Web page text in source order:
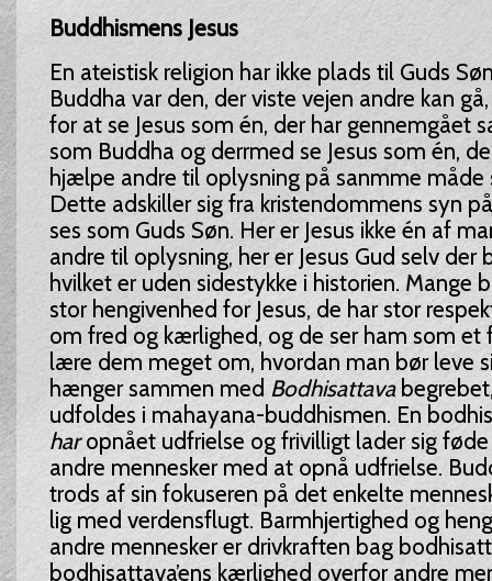
Buddhismens Jesus
En ateistisk religion har ikke plads til Guds
Buddha var den, der viste vejen andre kan
for at se Jesus som én, der har gennemgået
som Buddha og derrmed se Jesus som én,
hjælpe andre til oplysning på sanmme måde
Dette adskiller sig fra kristendommens syn på
ses som Guds Søn. Her er Jesus ikke én af
andre til oplysning, her er Jesus Gud selv der
hvilket er uden sidestykke i historien. Mange
stor hengivenhed for Jesus, de har stor
om fred og kærlighed, og de ser ham som et
lære dem meget om, hvordan man bør leve
hænger sammen med Bodhisattava
udfoldes i mahayana-buddhismen. En
haropnået udfrielse og frivilligt lader sig
andre mennesker med at opnå udfrielse.
trods af sin fokuseren på det enkelte
lig med verdensflugt. Barmhjertighed og
andre mennesker er drivkraften bag
bodhisattava’ens kærlighed overfor andre